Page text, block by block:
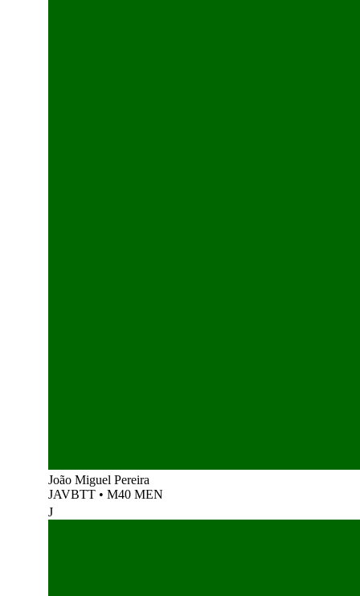
João Miguel Pereira
JAVBTT • M40 MEN
J